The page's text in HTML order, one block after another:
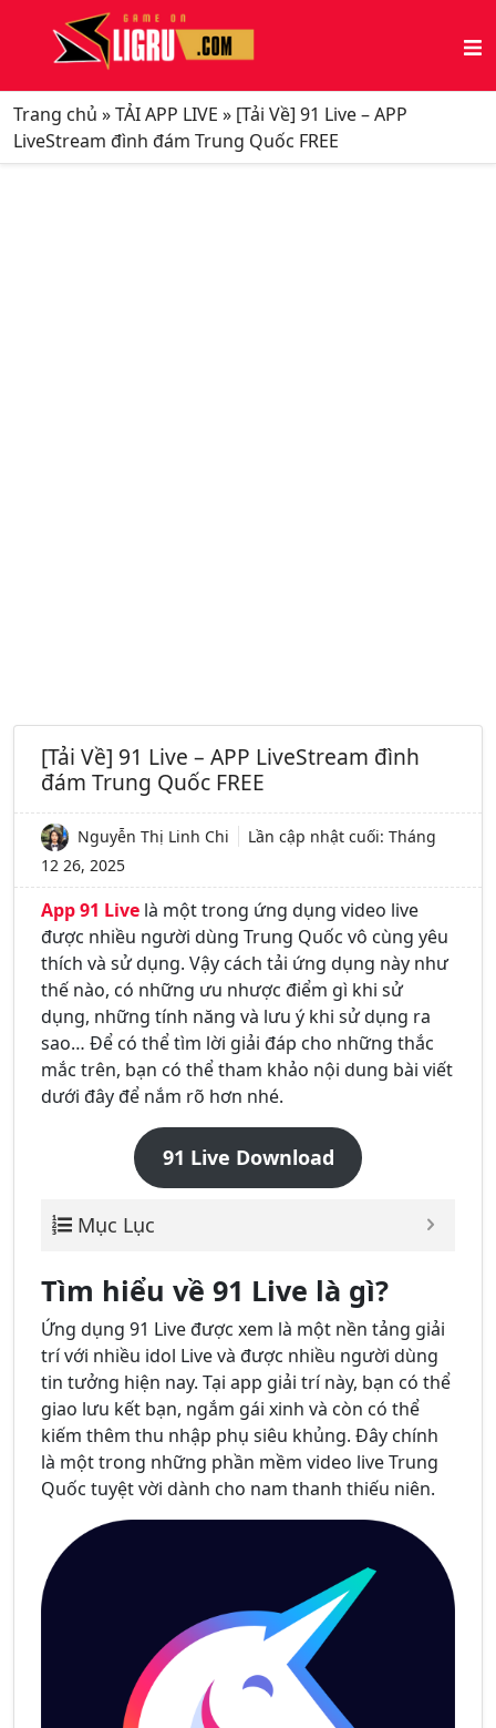
Trang chủ »TẢI APP LIVE » [Tải Về] 91 Live – APP
LiveStream đình đám Trung Quốc FREE
[Tải Về] 91 Live – APP LiveStream đình
đám Trung Quốc FREE
Nguyễn Thị Linh Chi Lần cập nhật cuối: Tháng
12 26, 2025
App 91 Live là một trong ứng dụng video live
được nhiều người dùng Trung Quốc vô cùng yêu
thích và sử dụng. Vậy cách tải ứng dụng này như
thế nào, có những ưu nhược điểm gì khi sử
dụng, những tính năng và lưu ý khi sử dụng ra
sao… Để có thể tìm lời giải đáp cho những thắc
mắc trên, bạn có thể tham khảo nội dung bài viết
dưới đây để nắm rõ hơn nhé.
91 Live Download
Mục Lục
Tìm hiểu về 91 Live là gì?
Ứng dụng 91 Live được xem là một nền tảng giải
trí với nhiều idol Live và được nhiều người dùng
tin tưởng hiện nay. Tại app giải trí này, bạn có thể
giao lưu kết bạn, ngắm gái xinh và còn có thể
kiếm thêm thu nhập phụ siêu khủng. Đây chính
là một trong những phần mềm video live Trung
Quốc tuyệt vời dành cho nam thanh thiếu niên.